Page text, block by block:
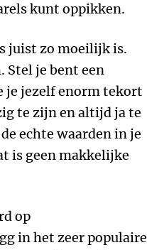
kunt oppikken.
juist zo moeilijk is.
Stel je bent een
je jezelf enorm tekort
te zijn en altijd ja te
echte waarden in je
is geen makkelijke
op
in het zeer populaire